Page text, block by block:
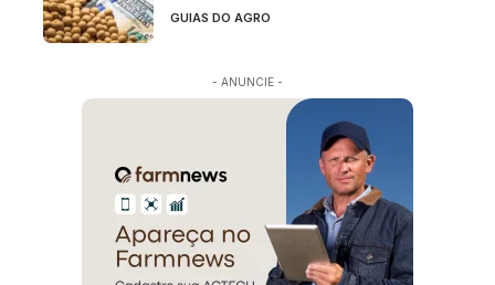
GUIAS DO AGRO
- ANUNCIE -